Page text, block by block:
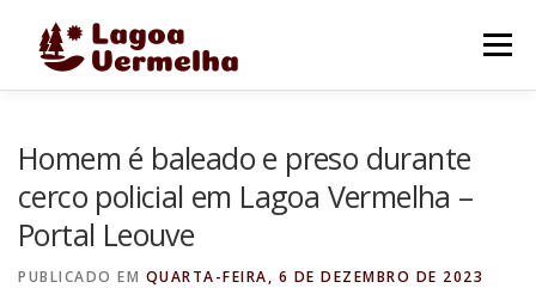
Menu
FALE CONOSCO
Homem é baleado e preso durante
cerco policial em Lagoa Vermelha –
Portal Leouve
PUBLICADO EM QUARTA-FEIRA, 6 DE DEZEMBRO DE 2023